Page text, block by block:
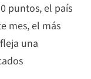
puntos, el país
mes, el más
una